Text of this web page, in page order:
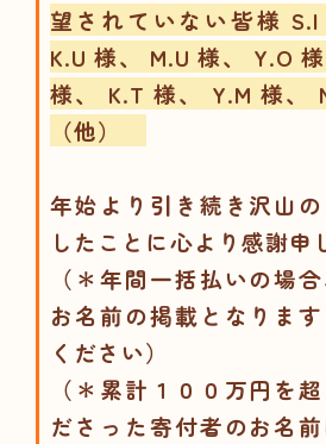
望されていない皆様 S.I
K.U 様、 M.U 様、 Y.O
様、 K.T 様、 Y.M 様、
（他）
年始より引き続き沢山
したことに心より感謝申
（＊年間一括払いの場
お名前の掲載となりま
ください）
（＊累計１００万円を
ださった寄付者のお名